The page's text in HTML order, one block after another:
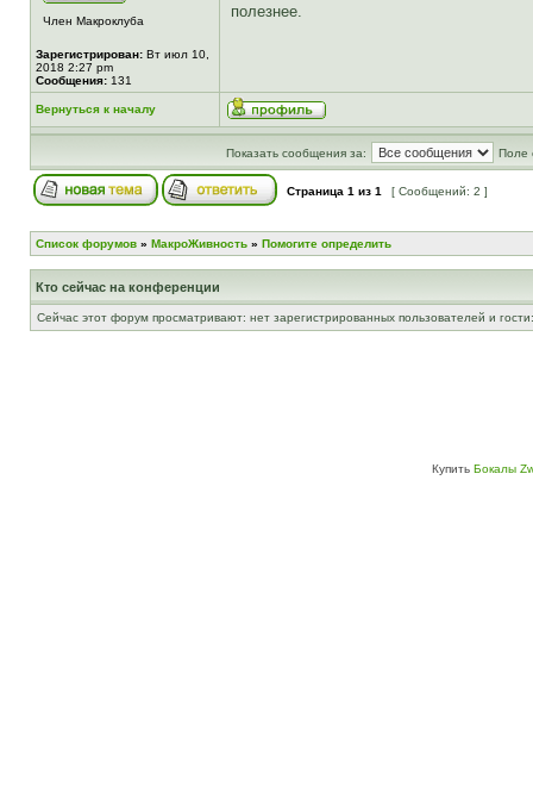
Член Макроклуба
Зарегистрирован: Вт июл 10,
2018 2:27 pm
Сообщения: 131
полезнее.
Вернуться к началу
Показать сообщения за: Поле
Страница 1 из 1 [ Сообщений: 2 ]
Список форумов » МакроЖивность » Помогите определить
Кто сейчас на конференции
Сейчас этот форум просматривают: нет зарегистрированных пользователей и
Купить Бокалы